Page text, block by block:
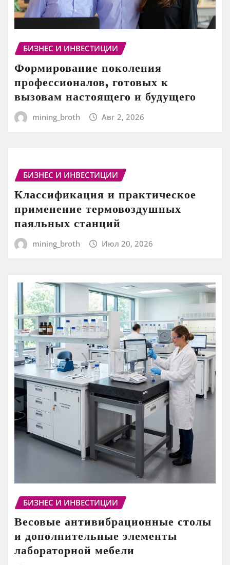
БИЗНЕС И ИНВЕСТИЦИИ
Формирование поколения
профессионалов, готовых к
вызовам настоящего и будущего
mining_broth Авг 2, 2026
БИЗНЕС И ИНВЕСТИЦИИ
Классификация и практическое
применение термовоздушных
паяльных станций
mining_broth Июл 20, 2026
БИЗНЕС И ИНВЕСТИЦИИ
Весовые антивибрационные столы
и дополнительные элементы
лабораторной мебели